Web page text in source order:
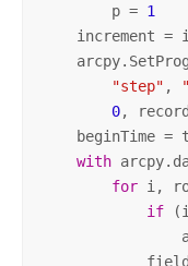
        p =
1
increment =
"step" ,
0,
beginTime =
with
for i,
if (i